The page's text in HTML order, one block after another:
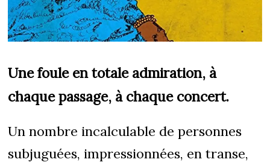
Une foule en totale admiration, à
chaque passage, à chaque concert.
Un nombre incalculable de personnes
subjuguées, impressionnées, en transe,